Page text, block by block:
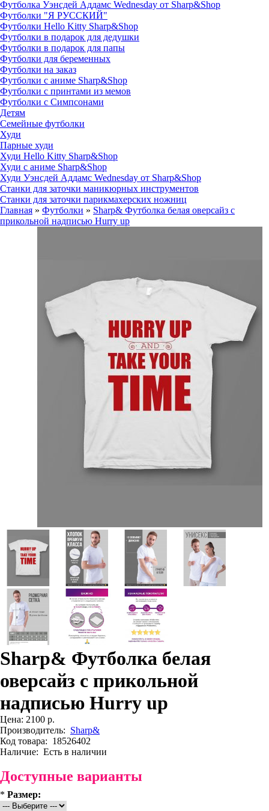
Футболка Уэнсдей Аддамс Wednesday от Sharp&Shop
Футболки "Я РУССКИЙ"
Футболки Hello Kitty Sharp&Shop
Футболки в подарок для дедушки
Футболки в подарок для папы
Футболки для беременных
Футболки на заказ
Футболки с аниме Sharp&Shop
Футболки с принтами из мемов
Футболки с Симпсонами
Детям
Семейные футболки
Худи
Парные худи
Худи Hello Kitty Sharp&Shop
Худи с аниме Sharp&Shop
Худи Уэнсдей Аддамс Wednesday от Sharp&Shop
Станки для заточки маникюрных инструментов
Станки для заточки парикмахерских ножниц
Главная » Футболки » Sharp& Футболка белая оверсайз с
прикольной надписью Hurry up
Sharp& Футболка белая
оверсайз с прикольной
надписью Hurry up
Цена: 2100 р.
Производитель: Sharp&
Код товара: 18526402
Наличие: Есть в наличии
Доступные варианты
* Размер: